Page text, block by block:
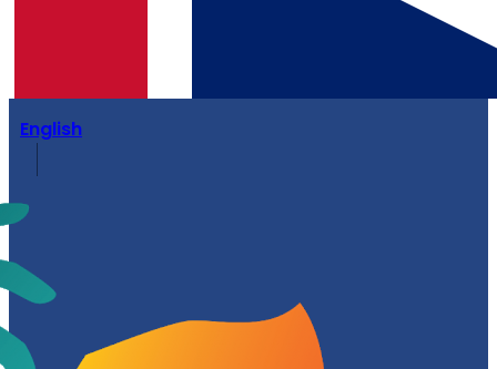
English